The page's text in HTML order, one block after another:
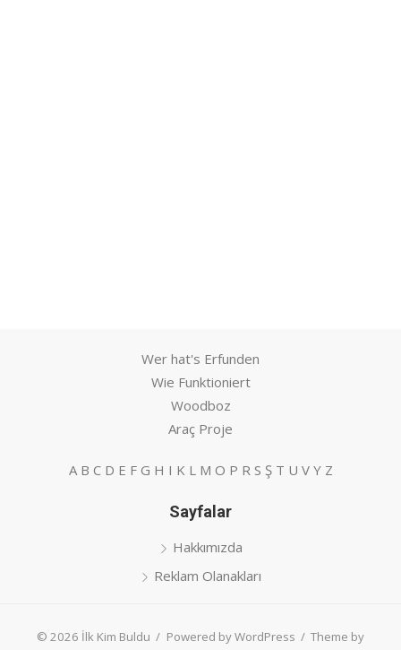
Wer hat's Erfunden
Wie Funktioniert
Woodboz
Araç Proje
A B C D E F G H I K L M O P R S Ş T U V Y Z
Sayfalar
Hakkımızda
Reklam Olanakları
© 2026 İlk Kim Buldu / Powered by WordPress / Theme by